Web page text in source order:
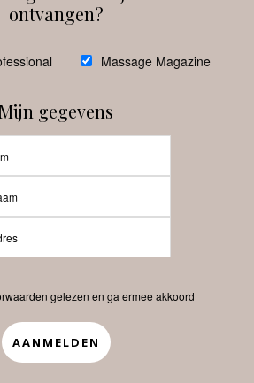
Pro.nl
Contact
APP
ontvangen?
Massage Magazine
gegevens
gelezen en ga ermee akkoord